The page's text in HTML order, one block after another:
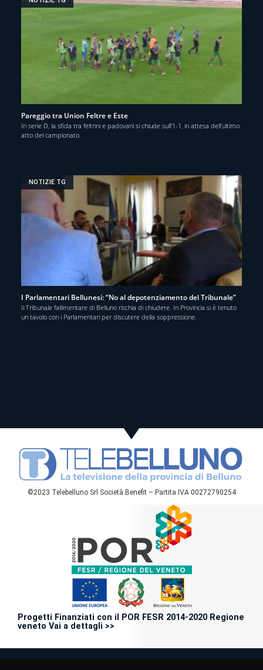
Pareggio tra Union Feltre e Este
In serie D, la sfida tra feltrini e padovani si chiude sull’1-1, in attesa dell’ultimo
atto del campionato.
NOTIZIE TG
I Parlamentari Bellunesi: “No al depotenziamento del Tribunale”
Il Tribunale fallimentare di Belluno rischia di chiudere. In Provincia si è tenuto
un tavolo con i Parlamentari per discutere della soppressione.
©2023 Telebelluno Srl Società Benefit – Partita IVA 00272790254
Progetti Finanziati con il POR FESR 2014-2020 Regione
veneto Vai a dettagli >>